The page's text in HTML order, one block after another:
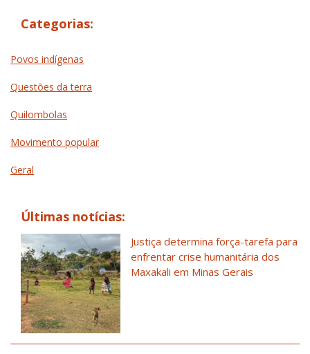
Categorias:
Povos indígenas
Questões da terra
Quilombolas
Movimento popular
Geral
Últimas notícias:
Justiça determina força-tarefa para
enfrentar crise humanitária dos
Maxakali em Minas Gerais